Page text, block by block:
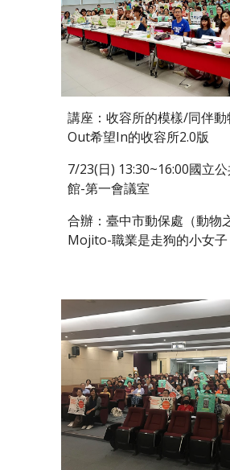
講座：收容所的模樣/同伴
Out希望In的收容所2.0版
7/23(日) 13:30~16:00國立
館-第一會議室
合辦：臺中市動保處（動物
Mojito-職業是走狗的小女子